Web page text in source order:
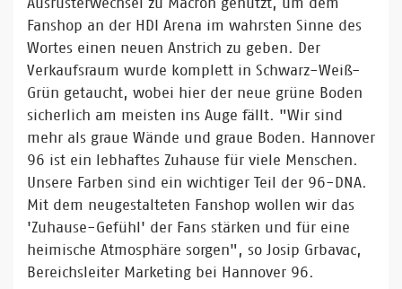
Ausrüsterwechsel zu Macron genutzt, um dem
Fanshop an der HDI Arena im wahrsten Sinne des
Wortes einen neuen Anstrich zu geben. Der
Verkaufsraum wurde komplett in Schwarz-Weiß-
Grün getaucht, wobei hier der neue grüne Boden
sicherlich am meisten ins Auge fällt. "Wir sind
mehr als graue Wände und graue Boden. Hannover
96 ist ein lebhaftes Zuhause für viele Menschen.
Unsere Farben sind ein wichtiger Teil der 96-DNA.
Mit dem neugestalteten Fanshop wollen wir das
'Zuhause-Gefühl' der Fans stärken und für eine
heimische Atmosphäre sorgen", so Josip Grbavac,
Bereichsleiter Marketing bei Hannover 96.